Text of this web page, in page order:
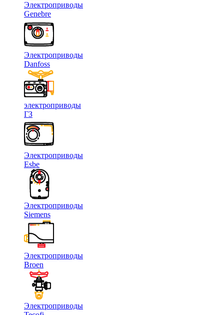
Электроприводы
Genebre
Электроприводы
Danfoss
электроприводы
ГЗ
Электроприводы
Esbe
Электроприводы
Siemens
Электроприводы
Broen
Электроприводы